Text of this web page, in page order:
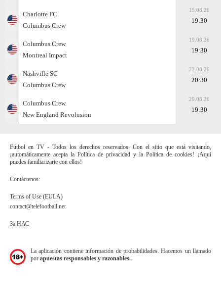
Charlotte FC
Columbus Crew
15.08.26
19:30
Columbus Crew
Montreal Impact
19.08.26
19:30
Nashville SC
Columbus Crew
22.08.26
20:30
Columbus Crew
New England Revolusion
29.08.26
19:30
Fútbol en TV - Todos los derechos reservados. Con el sitio que está visitando,
¡automáticamente acepta la Política de privacidad y la Política de cookies! ¡Aquí
puedes familiarizarte con ellos!
Contáctenos:
Terms of Use (EULA)
contact@telefootball.net
За НАС
La aplicación contiene información de probabilidades. Hacemos un llamado
por apuestas responsables y razonables.